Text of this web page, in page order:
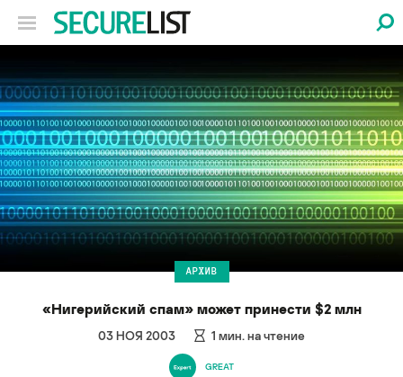
АРХИВ
«Нигерийский спам» может принести $2 млн
03 НОЯ 2003 1 мин. на чтение
GREAT